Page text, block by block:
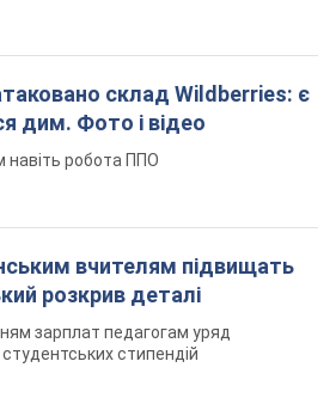
склад Wildberries: є
дим. Фото і відео
навіть робота ППО
вчителям підвищать
розкрив деталі
зарплат педагогам уряд
стипендій